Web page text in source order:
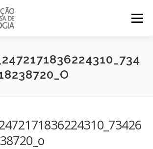
Menu
LICENCIATURA EM PODOLOGIA
REVISTA CONTACTOS